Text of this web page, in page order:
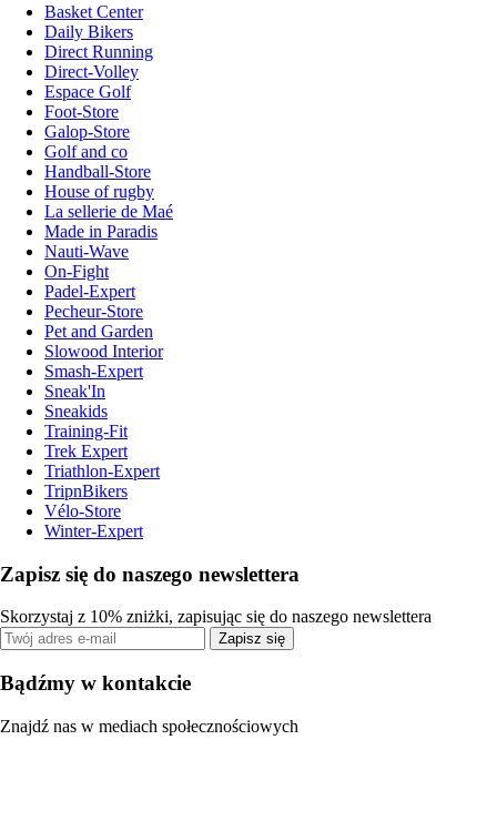
Basket Center
Daily Bikers
Direct Running
Direct-Volley
Espace Golf
Foot-Store
Galop-Store
Golf and co
Handball-Store
House of rugby
La sellerie de Maé
Made in Paradis
Nauti-Wave
On-Fight
Padel-Expert
Pecheur-Store
Pet and Garden
Slowood Interior
Smash-Expert
Sneak'In
Sneakids
Training-Fit
Trek Expert
Triathlon-Expert
TripnBikers
Vélo-Store
Winter-Expert
Zapisz się do naszego newslettera
Skorzystaj z 10% zniżki, zapisując się do naszego newslettera
Zapisz się
Bądźmy w kontakcie
Znajdź nas w mediach społecznościowych